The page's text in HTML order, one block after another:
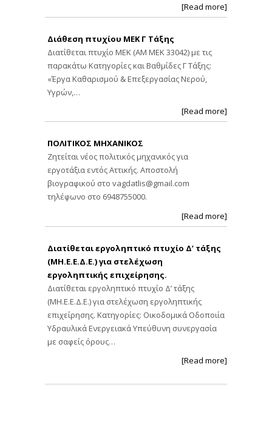
[Read more]
Διάθεση πτυχίου ΜΕΚ Γ Τάξης
Διατίθεται πτυχίο ΜΕΚ (ΑΜ ΜΕΚ 33042) με τις
παρακάτω Κατηγορίες και Βαθμίδες Γ Τάξης:
«Έργα Καθαρισμού & Επεξεργασίας Νερού,
Υγρών,…
[Read more]
ΠΟΛΙΤΙΚΟΣ ΜΗΧΑΝΙΚΟΣ
Ζητείται νέος πολιτικός μηχανικός για
εργοτάξια εντός Αττικής. Αποστολή
βιογραφικού στο vagdatlis@gmail.com
τηλέφωνο στο 6948755000.
[Read more]
Διατίθεται εργοληπτικό πτυχίο Δ’ τάξης
(ΜΗ.Ε.Ε.Δ.Ε.) για στελέχωση
εργοληπτικής επιχείρησης.
Διατίθεται εργοληπτικό πτυχίο Δ’ τάξης
(ΜΗ.Ε.Ε.Δ.Ε.) για στελέχωση εργοληπτικής
επιχείρησης. Κατηγορίες: Οικοδομικά Οδοποιία
Υδραυλικά Ενεργειακά Υπεύθυνη συνεργασία
με σαφείς όρους…
[Read more]